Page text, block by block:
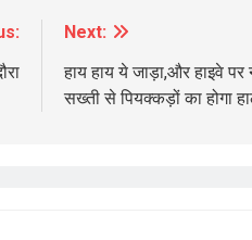
Next:
हाय हाय ये जाड़ा,और हाइवे पर
सख्ती से पियक्कड़ों का होगा